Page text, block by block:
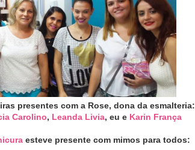
presentes com a Rose, dona da esmalteria:
Carolino, Leanda Livia, eu e Karin França
esteve presente com mimos para todos: